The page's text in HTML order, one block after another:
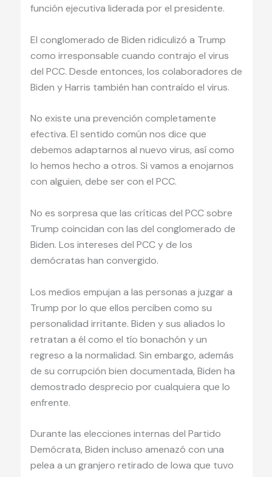
función ejecutiva liderada por el presidente.
El conglomerado de Biden ridiculizó a Trump
como irresponsable cuando contrajo el virus
del PCC. Desde entonces, los colaboradores de
Biden y Harris también han contraído el virus.
No existe una prevención completamente
efectiva. El sentido común nos dice que
debemos adaptarnos al nuevo virus, así como
lo hemos hecho a otros. Si vamos a enojarnos
con alguien, debe ser con el PCC.
No es sorpresa que las críticas del PCC sobre
Trump coincidan con las del conglomerado de
Biden. Los intereses del PCC y de los
demócratas han convergido.
Los medios empujan a las personas a juzgar a
Trump por lo que ellos perciben como su
personalidad irritante. Biden y sus aliados lo
retratan a él como el tío bonachón y un
regreso a la normalidad. Sin embargo, además
de su corrupción bien documentada, Biden ha
demostrado desprecio por cualquiera que lo
enfrente.
Durante las elecciones internas del Partido
Demócrata, Biden incluso amenazó con una
pelea a un granjero retirado de Iowa que tuvo